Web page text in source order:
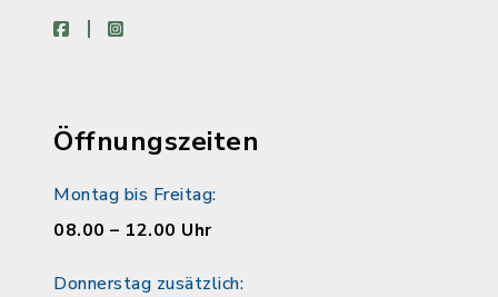
facebookinstagram
Öffnungszeiten
Montag bis Freitag:
08.00 – 12.00 Uhr
Donnerstag zusätzlich: